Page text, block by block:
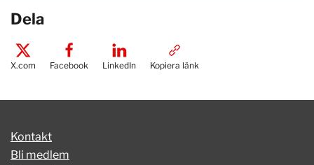
Dela
X.com Facebook LinkedIn Kopiera länk
Kontakt
Bli medlem